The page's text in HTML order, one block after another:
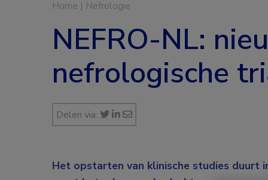
Home | Nefrologie
NEFRO-NL:
nefrologische
Delen via:
Het opstarten van klinische studies duurt